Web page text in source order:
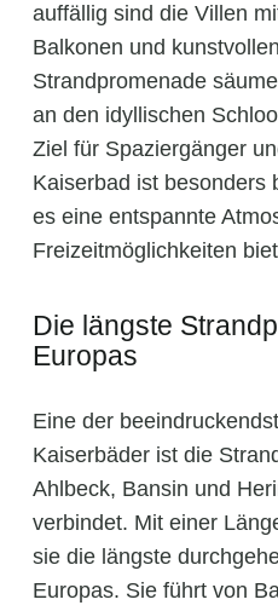
auffällig sind die Villen
Balkonen und
Strandpromenade
an den idyllischen
Ziel für Spaziergänger
Kaiserbad ist besonders
es eine entspannte
Freizeitmöglichkeiten
Die längste
Europas
Eine der
Kaiserbäder ist die
Ahlbeck, Bansin und
verbindet. Mit einer
sie die längste
Europas. Sie führt von